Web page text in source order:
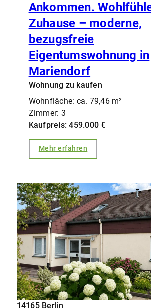
Ankommen.
Zuhause – moderne,
bezugsfreie
Eigentumswohnung in
Mariendorf
Wohnung zu kaufen
Wohnfläche: ca. 79,46 m²
Zimmer: 3
Kaufpreis: 459.000 €
Mehr erfahren
14165 Berlin